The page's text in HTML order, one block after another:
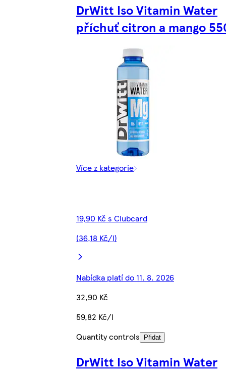
DrWitt Iso Vitamin Water
příchuť citron a mango
Více z kategorie
19,90 Kč s Clubcard
(36,18 Kč/l)
Nabídka platí do 11. 8. 2026
32,90 Kč
59,82 Kč/l
Quantity controls
Přidat
DrWitt Iso Vitamin Water